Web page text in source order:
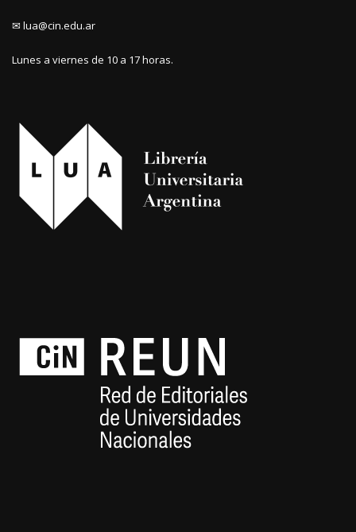
✉ lua@cin.edu.ar
Lunes a viernes de 10 a 17 horas.